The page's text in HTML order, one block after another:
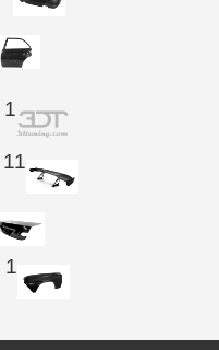
1
11
1